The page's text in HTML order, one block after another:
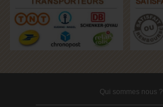
Qui sommes nous ?